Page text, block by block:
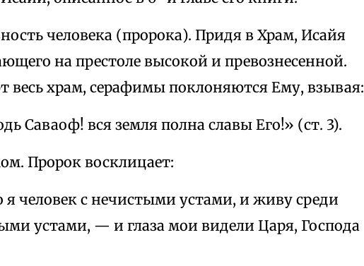
человека (пророка). Придя в Храм, Исайя
на престоле высокой и превознесенной.
весь храм, серафимы поклоняются Ему, взывая:
Саваоф! вся земля полна славы Его!» (ст. 3).
Пророк восклицает:
я человек с нечистыми устами, и живу среди
устами, — и глаза мои видели Царя, Господа